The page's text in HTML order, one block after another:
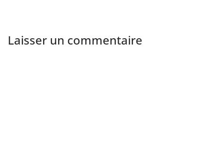
Laisser un commentaire